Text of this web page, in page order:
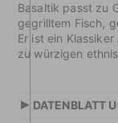
Basaltik passt zu
gegrilltem Fisch,
Er ist ein
zu würzigen
▸ DATENBLATT